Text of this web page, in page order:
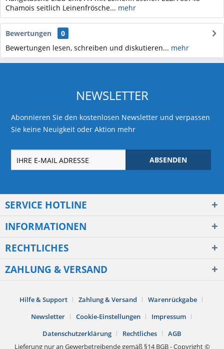
Chamois seitlich Leinenfrösche... mehr
Bewertungen
0
Bewertungen lesen, schreiben und diskutieren... mehr
NEWSLETTER
Abonnieren Sie den kostenlosen Newsletter und verpassen
Sie keine Neuigkeit oder Aktion mehr
ABSENDEN
SERVICE HOTLINE
INFORMATIONEN
RECHTLICHES
ZAHLUNG & VERSAND
Hilfe & Support Zahlung & Versand
Warenrückgabe
Newsletter
Cookie-Einstellungen
Impressum
Datenschutzerklärung
Rechtliches
AGB
Lieferung nur an Gewerbetreibende gemäß §14 BGB - Copyright ©